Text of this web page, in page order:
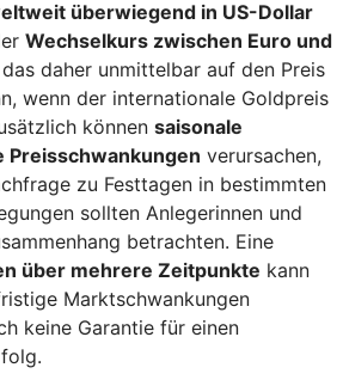
überwiegend in US-Dollar
Wechselkurs zwischen Euro und
daher unmittelbar auf den Preis
wenn der internationale Goldpreis
können saisonale
verursachen,
zu Festtagen in bestimmten
sollten Anlegerinnen und
betrachten. Eine
über mehrere Zeitpunkte kann
Marktschwankungen
keine Garantie für einen